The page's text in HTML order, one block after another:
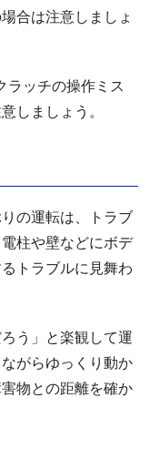
合は注意しましょ
ラッチの操作ミス
しましょう。
の運転は、トラブ
柱や壁などにボデ
トラブルに見舞わ
う」と楽観して運
がらゆっくり動か
物との距離を確か